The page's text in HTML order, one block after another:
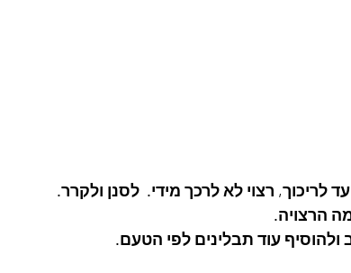
רצוי לא לרכך מידי.  לסנן ולקרר.
עוד תבלינים לפי הטעם.